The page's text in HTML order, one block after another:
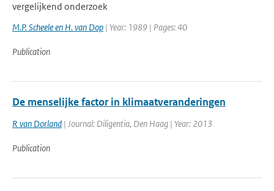
vergelijkend onderzoek
M.P. Scheele en H. van Dop | Year: 1989 | Pages: 40
Publication
De menselijke factor in klimaatveranderingen
R van Dorland | Journal: Diligentia, Den Haag | Year: 2013
Publication